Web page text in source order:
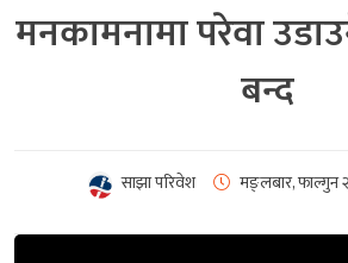
मनकामनामा परेवा
बन्द
साझा परिवेश मङ्लबार, फाल्गुन